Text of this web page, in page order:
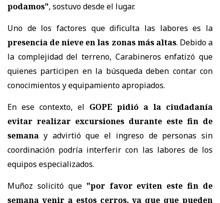
podamos", sostuvo desde el lugar.
Uno de los factores que dificulta las labores es la
presencia de nieve en las zonas más altas. Debido a
la complejidad del terreno, Carabineros enfatizó que
quienes participen en la búsqueda deben contar con
conocimientos y equipamiento apropiados.
En ese contexto, el GOPE pidió a la ciudadanía
evitar realizar excursiones durante este fin de
semana y advirtió que el ingreso de personas sin
coordinación podría interferir con las labores de los
equipos especializados.
Muñoz solicitó que "por favor eviten este fin de
semana venir a estos cerros, ya que que pueden